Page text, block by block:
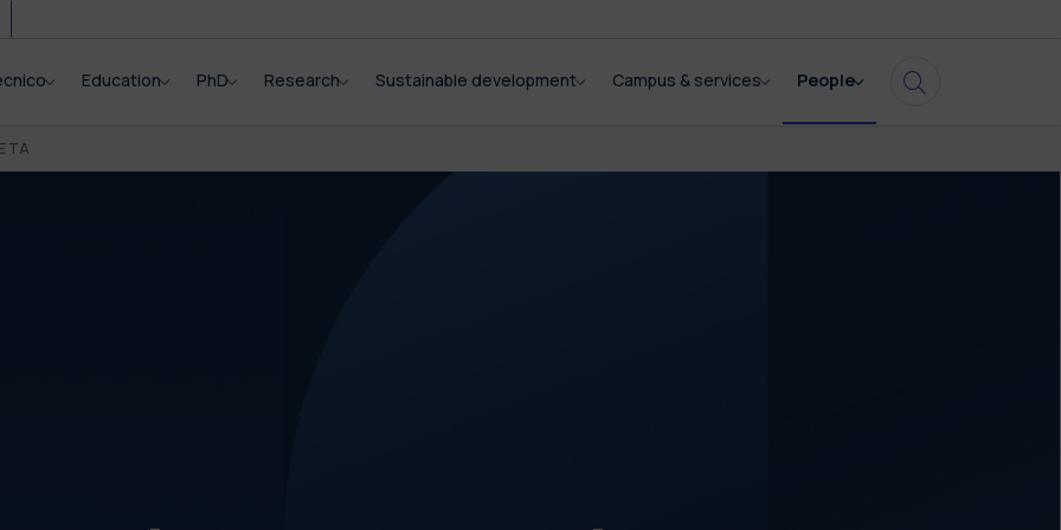
Education PhD Research Sustainable development Campus & services People
TA